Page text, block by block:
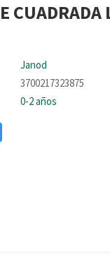
CUADRADA
Janod
3700217323875
0-2 años